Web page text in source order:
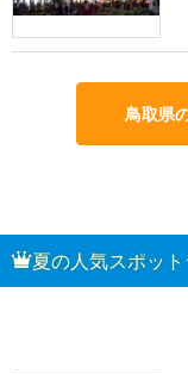
鳥取県
夏の人気スポット